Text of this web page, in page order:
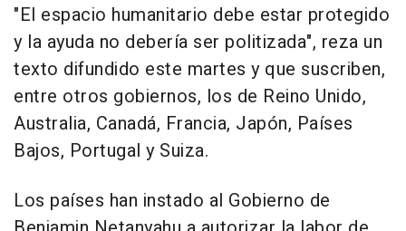
"El espacio humanitario debe estar protegido
y la ayuda no debería ser politizada", reza un
texto difundido este martes y que suscriben,
entre otros gobiernos, los de Reino Unido,
Australia, Canadá, Francia, Japón, Países
Bajos, Portugal y Suiza.
Los países han instado al Gobierno de